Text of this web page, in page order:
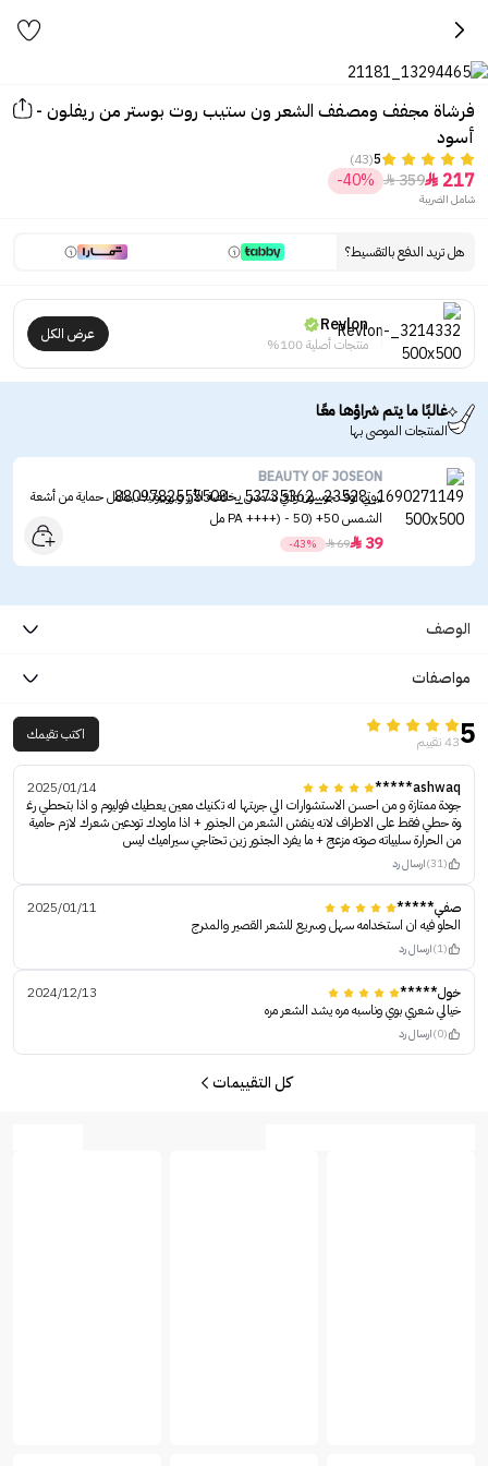
فرشاة مجفف ومصفف الشعر ون ستيب روت بوستر من ريفلون -
أسود
5
(43)
217

359

-40%
شامل الضريبة
هل تريد الدفع بالتقسيط؟
Revlon
منتجات أصلية 100%
عرض الكل
غالبًا ما يتم شراؤها معًا
المنتجات الموصى بها
BEAUTY OF JOSEON
بيوتي اوف جوسون واقي شمس بخلاصة الأرز وبروبيوتيك بعامل حماية من أشعة
الشمس ‏50+ (PA ++++) - 50 مل
39

69

-43%
الوصف
مواصفات
543 تقييم اكتب تقيمك
ashwaq*****
2025/01/14
جودة ممتازة و من احسن الاستشوارات الي جربتها له تكنيك معين يعطيك فوليوم و اذا بتحطي رغ
وة حطي فقط على الاطراف لانه ينفش الشعر من الجذور + اذا ماودك تودعين شعرك لازم حامية
من الحرارة سلبياته صوته مزعج + ما يفرد الجذور زين تحتاجي سيراميك ليس
(31) ارسال رد
صفي*****
2025/01/11
الحلو فيه ان استخدامه سهل وسريع للشعر القصير والمدرج
(1) ارسال رد
خول*****
2024/12/13
خيالي شعري بوي وناسبه مره يشد الشعر مره
(0) ارسال رد
كل التقييمات